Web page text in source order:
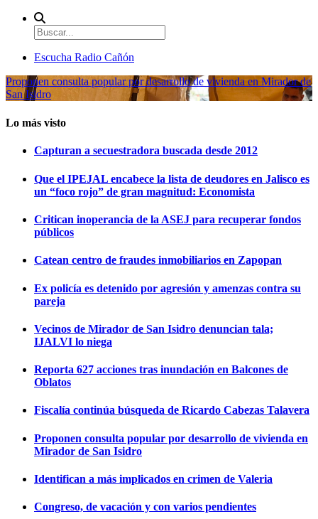
Escucha Radio Cañón
Proponen consulta popular por desarrollo de vivienda en Mirador de
San Isidro
Lo más visto
Capturan a secuestradora buscada desde 2012
Que el IPEJAL encabece la lista de deudores en Jalisco es
un “foco rojo” de gran magnitud: Economista
Critican inoperancia de la ASEJ para recuperar fondos
públicos
Catean centro de fraudes inmobiliarios en Zapopan
Ex policía es detenido por agresión y amenzas contra su
pareja
Vecinos de Mirador de San Isidro denuncian tala;
IJALVI lo niega
Reporta 627 acciones tras inundación en Balcones de
Oblatos
Fiscalía continúa búsqueda de Ricardo Cabezas Talavera
Proponen consulta popular por desarrollo de vivienda en
Mirador de San Isidro
Identifican a más implicados en crimen de Valeria
Congreso, de vacación y con varios pendientes